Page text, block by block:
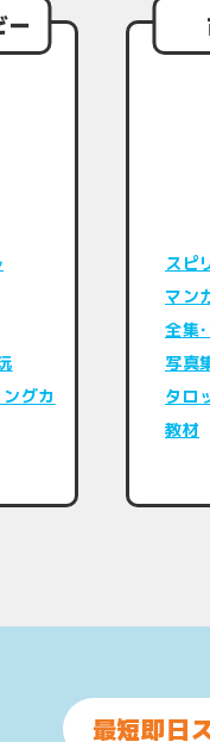
ー
グカ
スピ
マン
全集
写真
タロ
教材
最短即日